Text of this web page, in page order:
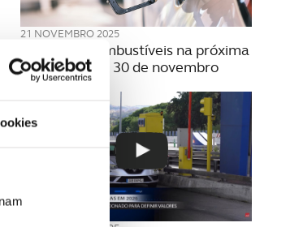
21 NOVEMBRO 2025
Preço dos combustíveis na próxima
semana | 24 a 30 de novembro